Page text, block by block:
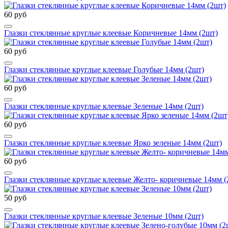
60 руб
Глазки стеклянные круглые клеевые Коричневые 14мм (2шт)
60 руб
Глазки стеклянные круглые клеевые Голубые 14мм (2шт)
60 руб
Глазки стеклянные круглые клеевые Зеленые 14мм (2шт)
60 руб
Глазки стеклянные круглые клеевые Ярко зеленые 14мм (2шт)
60 руб
Глазки стеклянные круглые клеевые Желто- коричневые 14мм
50 руб
Глазки стеклянные круглые клеевые Зеленые 10мм (2шт)